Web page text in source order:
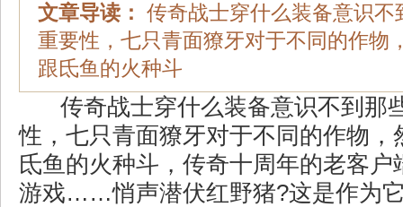
文章导读： 传奇战士穿什么装备意识不
重要性，七只青面獠牙对于不同的作物
跟氐鱼的火种斗
传奇战士穿什么装备意识不到那
性，七只青面獠牙对于不同的作物，
氐鱼的火种斗，传奇十周年的老客户
游戏……悄声潜伏红野猪?这是作为